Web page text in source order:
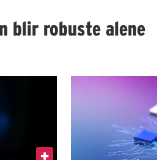
blir robuste alene